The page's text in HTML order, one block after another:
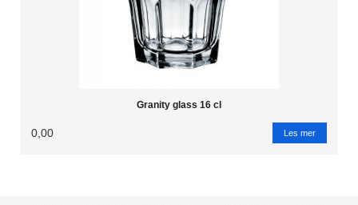
Granity glass 16 cl
0,00 Les mer